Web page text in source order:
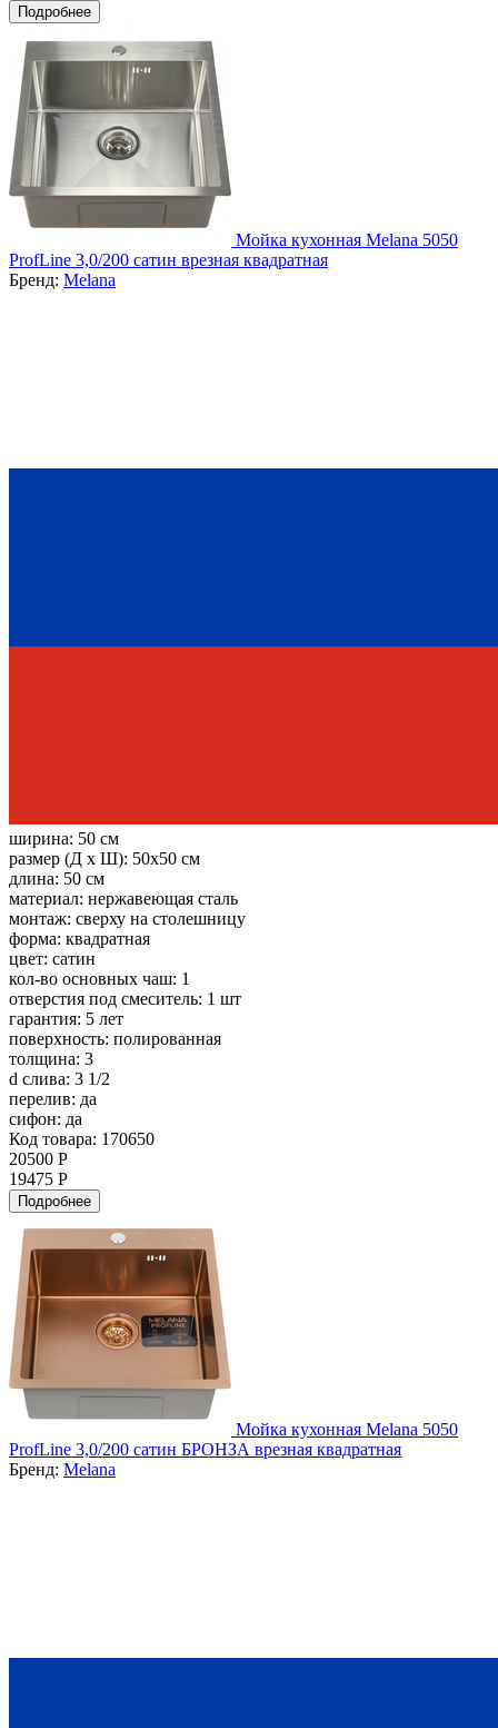
Подробнее
Мойка кухонная Melana 5050
ProfLine 3,0/200 сатин врезная квадратная
Бренд: Melana
ширина: 50 см
размер (Д х Ш): 50x50 см
длина: 50 см
материал: нержавеющая сталь
монтаж: сверху на столешницу
форма: квадратная
цвет: сатин
кол-во основных чаш: 1
отверстия под смеситель: 1 шт
гарантия: 5 лет
поверхность: полированная
толщина: 3
d слива: 3 1/2
перелив: да
сифон: да
Код товара: 170650
20500 Р
19475 Р
Подробнее
Мойка кухонная Melana 5050
ProfLine 3,0/200 сатин БРОНЗА врезная квадратная
Бренд: Melana